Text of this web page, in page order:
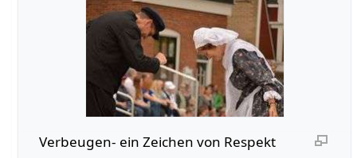
Verbeugen- ein Zeichen von Respekt